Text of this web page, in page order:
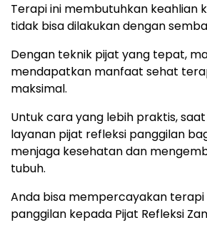
Terapi ini membutuhkan keahlian
tidak bisa dilakukan dengan
Dengan teknik pijat yang tepat,
mendapatkan manfaat sehat
maksimal.
Untuk cara yang lebih praktis,
layanan pijat refleksi panggilan
menjaga kesehatan dan
tubuh.
Anda bisa mempercayakan
panggilan kepada Pijat Refleksi